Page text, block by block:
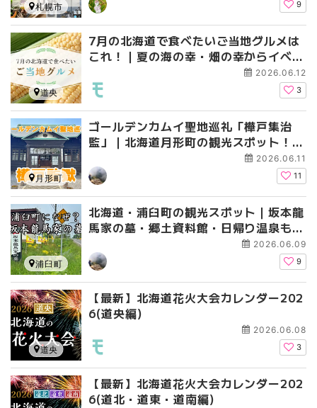
9
札幌市
7月の北海道で食べたいご当地グルメは
これ！｜夏の海の幸・畑の幸からイベン
2026.06.12
3
道央
ゴールデンカムイ聖地巡礼「樺戸集治
監」｜北海道月形町の観光スポット！月
形樺戸博物館と道の駅275つきがた2026.06.11
11
月形町
北海道・浦臼町の観光スポット｜坂本龍
馬家の墓・郷土資料館・日帰り温泉もあ
る「道の駅つるぬま」をめぐる2026.06.09
9
浦臼町
【最新】北海道花火大会カレンダー202
6(道央編)
2026.06.08
3
道央
【最新】北海道花火大会カレンダー202
6(道北・道東・道南編)